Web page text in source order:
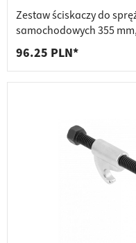
Zestaw ściskaczy do
samochodowych 355
96.25 PLN*